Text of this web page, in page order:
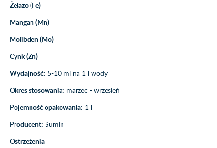
Żelazo (Fe)
Mangan (Mn)
Molibden (Mo)
Cynk (Zn)
Wydajność: 5-10 ml na 1 l wody
Okres stosowania: marzec - wrzesień
Pojemność opakowania: 1 l
Producent: Sumin
Ostrzeżenia